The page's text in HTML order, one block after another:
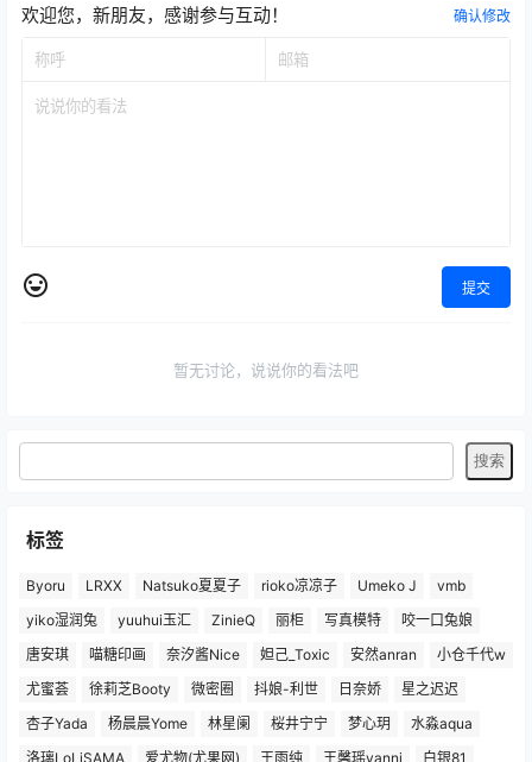
欢迎您，新朋友，感谢参与互动！ 确认修改
提交
暂无讨论，说说你的看法吧
标签
Byoru LRXX Natsuko夏夏子 rioko凉凉子 Umeko J
vmb
yiko湿润兔
yuuhui玉汇 ZinieQ 丽柜 写真模特
咬一口兔娘
唐安琪
喵糖印画 奈汐酱Nice 妲己_Toxic 安然anran
小仓千代w
尤蜜荟
徐莉芝Booty 微密圈 抖娘-利世 日奈娇
星之迟迟
杏子Yada
杨晨晨Yome 林星阑 桜井宁宁 梦心玥
水淼aqua
洛璃LoLiSAMA
爱尤物(尤果网) 王雨纯 王馨瑶yanni 白银81